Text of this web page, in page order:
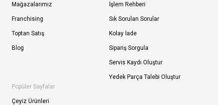
Mağazalarımız
Franchising
Toptan Satış
Blog
İşlem Rehberi
Sık Sorulan Sorular
Kolay İade
Sipariş Sorgula
Servis Kaydı Oluştur
Yedek Parça Talebi Oluştur
Popüler Sayfalar
Çeyiz Ürünleri